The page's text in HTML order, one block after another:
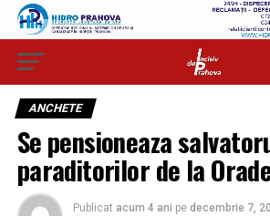
ANCHETE
Se pensioneaza
paraditorilor de la
Publicat acum 4 ani pe decembrie 7,